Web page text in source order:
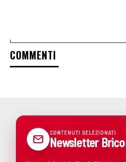
COMMENTI
CONTENUTI SELEZIONATI
Newsletter